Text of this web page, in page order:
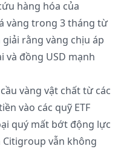
hàng hóa của
vàng trong 3 tháng từ
giải rằng vàng chịu áp
đồng USD mạnh
vàng vật chất từ các
vào các quỹ ETF
quý mất bớt động lực
Citigroup vẫn không